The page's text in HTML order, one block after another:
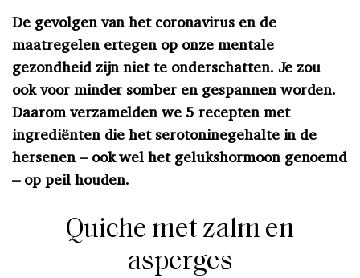
De gevolgen van het coronavirus en de
maatregelen ertegen op onze mentale
gezondheid zijn niet te onderschatten. Je zou
ook voor minder somber en gespannen worden.
Daarom verzamelden we 5 recepten met
ingrediënten die het serotoninegehalte in de
hersenen – ook wel het gelukshormoon genoemd
– op peil houden.
Quiche met zalm en
asperges